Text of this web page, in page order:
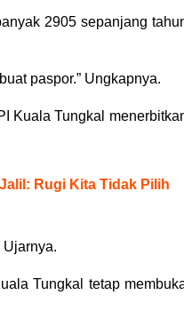
2905 sepanjang
paspor.” Ungkapnya.
Kuala Tungkal
Rugi Kita Tidak Pilih
Ujarnya.
Tungkal tetap